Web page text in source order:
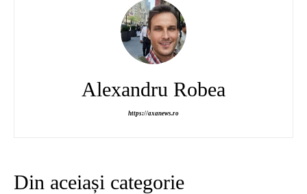
Alexandru Robea
https://axanews.ro
Din aceiași categorie